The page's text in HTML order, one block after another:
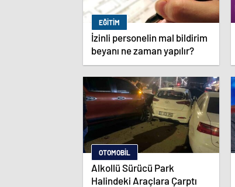
EĞITIM
İzinli personelin mal bildirim
beyanı ne zaman yapılır?
OTOMOBIL
Alkollü Sürücü Park
Halindeki Araçlara Çarptı